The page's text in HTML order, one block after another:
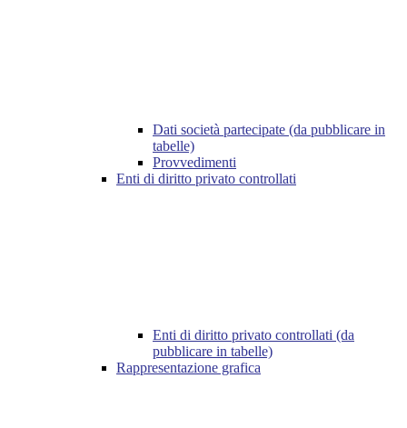
Dati società partecipate (da pubblicare in
tabelle)
Provvedimenti
Enti di diritto privato controllati
Enti di diritto privato controllati (da
pubblicare in tabelle)
Rappresentazione grafica